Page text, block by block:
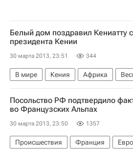
Белый дом поздравил Кениатту
президента Кении
30 марта 2013, 23:51 344
В мире Кения Африка
Правительство США
Посольство РФ подтвердило
во Французских Альпах
30 марта 2013, 23:50 1357
Происшествия Франция